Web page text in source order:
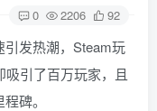
0 2206 92
引发热潮，Steam玩
引了百万玩家，且
碑。